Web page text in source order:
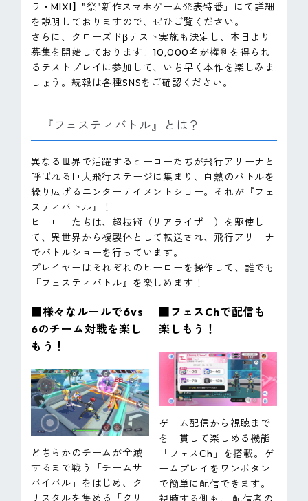
ラ・MIXI】"祭"新作スマホゲーム発表特番」にて詳細
を説明しておりますので、ぜひご覧ください。
さらに、クローズドβテスト実施も決定し、本日より
募集を開始しております。10,000名が権利を得られ
るテストプレイに参加して、いち早く本作を楽しみま
しょう。続報は各種SNSをご確認ください。
『フェスティバトル』とは？
異なる世界で活躍するヒーローたちが飛行アリーナと
呼ばれる巨大飛行ステージに集まり、白熱のバトルを
繰り広げるエンターテイメントショー。それが『フェ
スティバトル』！
ヒーローたちは、超技術（リアライザー）を駆使し
て、異世界から複製体として転送され、飛行アリーナ
でバトルショーを行っています。
プレイヤーはそれぞれのヒーローを操作して、誰でも
『フェスティバトル』を楽しめます！
■様々なルールで6vs
6のチーム対戦を楽し
もう！
どちらかのチームが全滅
するまで戦う「チームサ
バイバル」をはじめ、ク
リスタルを集める「クリ
■フェスChで配信も
楽しもう！
ゲーム配信から視聴まで
を一貫して楽しめる機能
「フェスCh」を搭載。ゲ
ームプレイをワンボタン
で簡単に配信できます。